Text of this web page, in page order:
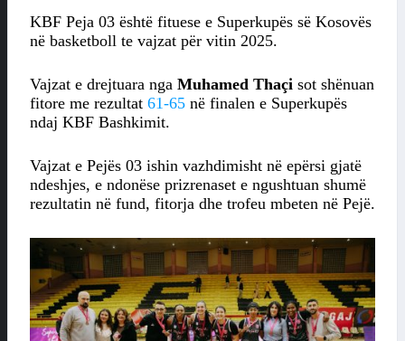
KBF Peja 03 është fituese e Superkupës së Kosovës
në basketboll te vajzat për vitin 2025.
Vajzat e drejtuara nga Muhamed Thaçi sot shënuan
fitore me rezultat 61-65 në finalen e Superkupës
ndaj KBF Bashkimit.
Vajzat e Pejës 03 ishin vazhdimisht në epërsi gjatë
ndeshjes, e ndonëse prizrenaset e ngushtuan shumë
rezultatin në fund, fitorja dhe trofeu mbeten në Pejë.